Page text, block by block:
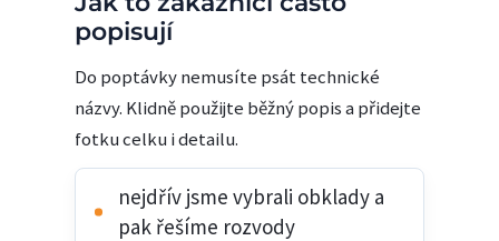
popisují
Do poptávky nemusíte psát technické
názvy. Klidně použijte běžný popis a přidejte
fotku celku i detailu.
nejdřív jsme vybrali obklady a
pak řešíme rozvody